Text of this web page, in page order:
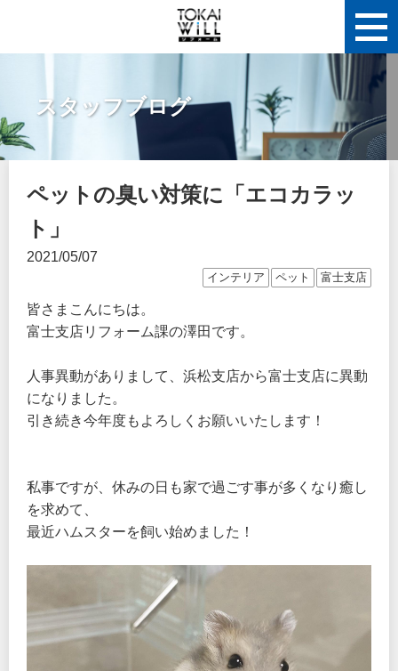
スタッフブログ
ペットの臭い対策に「エコカラッ
ト」
2021/05/07
インテリア ペット 富士支店
皆さまこんにちは。
富士支店リフォーム課の澤田です。
人事異動がありまして、浜松支店から富士支店に異動
になりました。
引き続き今年度もよろしくお願いいたします！
私事ですが、休みの日も家で過ごす事が多くなり癒し
を求めて、
最近ハムスターを飼い始めました！